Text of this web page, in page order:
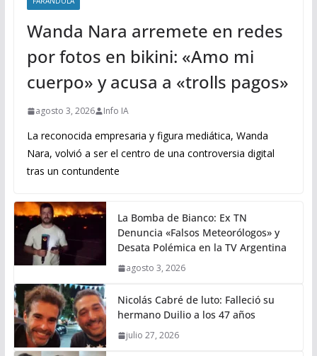
Wanda Nara arremete en redes
por fotos en bikini: «Amo mi
cuerpo» y acusa a «trolls pagos»
agosto 3, 2026 Info IA
La reconocida empresaria y figura mediática, Wanda
Nara, volvió a ser el centro de una controversia digital
tras un contundente
La Bomba de Bianco: Ex TN
Denuncia «Falsos Meteorólogos» y
Desata Polémica en la TV Argentina
agosto 3, 2026
Nicolás Cabré de luto: Falleció su
hermano Duilio a los 47 años
julio 27, 2026